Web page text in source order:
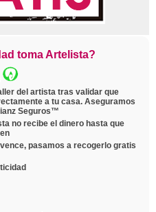
toma Artelista?
del artista tras validar que
a tu casa. Aseguramos
Seguros™
no recibe el dinero hasta que
pasamos a recogerlo gratis